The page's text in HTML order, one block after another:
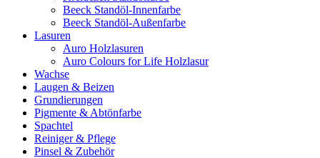
Beeck Standöl-Innenfarbe
Beeck Standöl-Außenfarbe
Lasuren
Auro Holzlasuren
Auro Colours for Life Holzlasur
Wachse
Laugen & Beizen
Grundierungen
Pigmente & Abtönfarbe
Spachtel
Reiniger & Pflege
Pinsel & Zubehör